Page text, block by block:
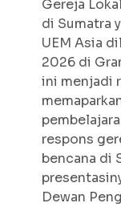
Gereja
di Sumatra
UEM Asia
2026 di
ini menjadi
respons
bencana di
Dewan